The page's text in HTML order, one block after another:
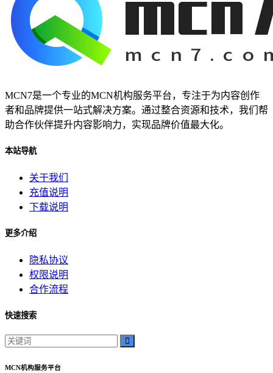
MCN7是一个专业的MCN机构服务平台，专注于为内容创作
者和品牌提供一站式解决方案。通过整合资源和技术，我们帮
助合作伙伴提升内容影响力，实现品牌价值最大化。
本站导航
关于我们
充值说明
下载说明
更多介绍
隐私协议
权限说明
合作流程
快速搜索
MCN机构服务平台